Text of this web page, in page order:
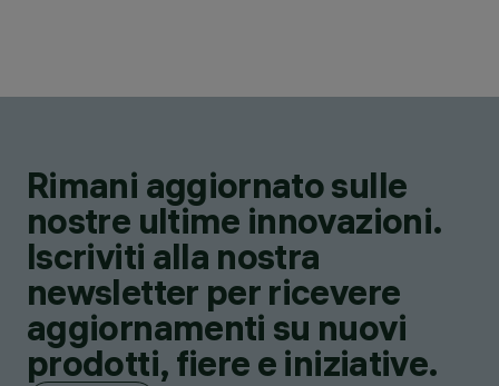
Rimani aggiornato sulle
nostre ultime innovazioni.
Iscriviti alla nostra
newsletter per ricevere
aggiornamenti su nuovi
prodotti, fiere e iniziative.